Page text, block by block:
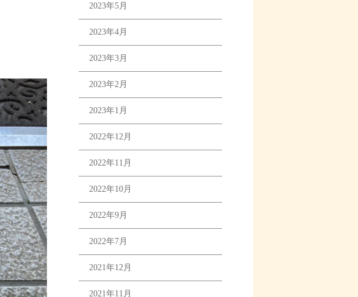
2023年5月
2023年4月
2023年3月
2023年2月
2023年1月
2022年12月
2022年11月
2022年10月
2022年9月
2022年7月
2021年12月
2021年11月